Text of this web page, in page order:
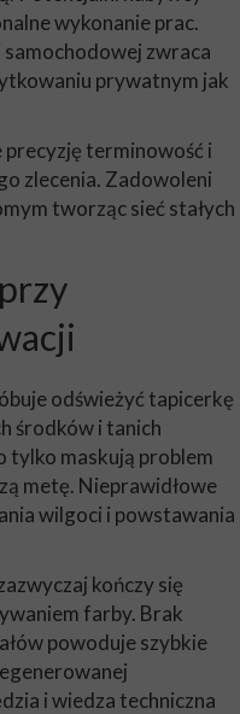
wykonanie prac.
zwraca
prywatnym jak
terminowość i
zlecenia. Zadowoleni
tworząc sieć stałych
odświeżyć tapicerkę
środków i tanich
tylko maskują problem
metę. Nieprawidłowe
wilgoci i powstawania
kończy się
farby. Brak
powoduje szybkie
i wiedza techniczna